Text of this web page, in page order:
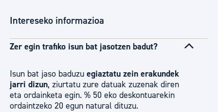
Intereseko informazioa
Zer egin trafiko isun bat jasotzen badut?
Isun bat jaso baduzu egiaztatu zein erakundek
jarri dizun, ziurtatu zure datuak zuzenak diren
eta ordainketa egin. % 50 eko deskontuarekin
ordaintzeko 20 egun natural dituzu.